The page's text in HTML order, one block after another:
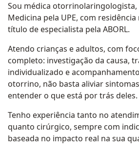
Sou médica
Medicina pela UPE, com
título de especialista pela ABORL.
Atendo crianças e adultos, com
completo: investigação da causa,
individualizado e
otorrino, não basta aliviar
entender o que está por trás deles.
Tenho experiência tanto no
quanto cirúrgico, sempre com
baseada no impacto real na sua